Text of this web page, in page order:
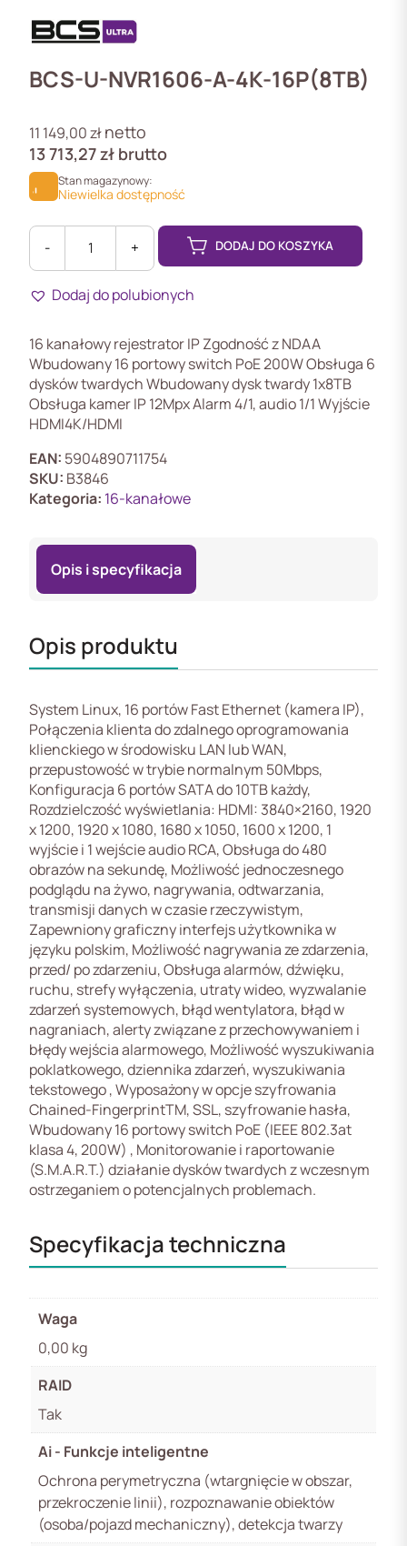
BCS-U-NVR1606-A-4K-16P(8TB)
11 149,00złnetto
13 713,27zł brutto
Stan magazynowy:
Niewielka dostępność
-
BCS-
U-
A-
4K-
16P(8TB)
+ DODAJ DO KOSZYKA
Dodaj do polubionych
16 kanałowy rejestrator IP Zgodność z NDAA
Wbudowany 16 portowy switch PoE 200W Obsługa 6
dysków twardych Wbudowany dysk twardy 1x8TB
Obsługa kamer IP 12Mpx Alarm 4/1, audio 1/1 Wyjście
HDMI4K/HDMI
EAN: 5904890711754
SKU: B3846
Kategoria: 16-kanałowe
Opis i specyfikacja
Opis produktu
System Linux, 16 portów Fast Ethernet (kamera IP),
Połączenia klienta do zdalnego oprogramowania
klienckiego w środowisku LAN lub WAN,
przepustowość w trybie normalnym 50Mbps,
Konfiguracja 6 portów SATA do 10TB każdy,
Rozdzielczość wyświetlania: HDMI: 3840×2160, 1920
x 1200, 1920 x 1080, 1680 x 1050, 1600 x 1200, 1
wyjście i 1 wejście audio RCA, Obsługa do 480
obrazów na sekundę, Możliwość jednoczesnego
podglądu na żywo, nagrywania, odtwarzania,
transmisji danych w czasie rzeczywistym,
Zapewniony graficzny interfejs użytkownika w
języku polskim, Możliwość nagrywania ze zdarzenia,
przed/ po zdarzeniu, Obsługa alarmów, dźwięku,
ruchu, strefy wyłączenia, utraty wideo, wyzwalanie
zdarzeń systemowych, błąd wentylatora, błąd w
nagraniach, alerty związane z przechowywaniem i
błędy wejścia alarmowego, Możliwość wyszukiwania
poklatkowego, dziennika zdarzeń, wyszukiwania
tekstowego , Wyposażony w opcje szyfrowania
Chained-FingerprintTM, SSL, szyfrowanie hasła,
Wbudowany 16 portowy switch PoE (IEEE 802.3at
klasa 4, 200W) , Monitorowanie i raportowanie
(S.M.A.R.T.) działanie dysków twardych z wczesnym
ostrzeganiem o potencjalnych problemach.
Specyfikacja techniczna
Waga
0,00 kg
RAID
Tak
Ai - Funkcje inteligentne
Ochrona perymetryczna (wtargnięcie w obszar,
przekroczenie linii), rozpoznawanie obiektów
(osoba/pojazd mechaniczny), detekcja twarzy